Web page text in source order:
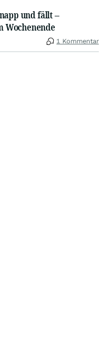
und fällt –
Wochenende
1 Kommentar